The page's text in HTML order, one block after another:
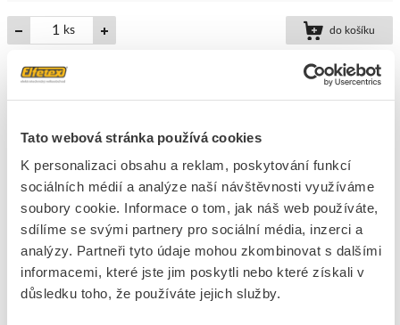
Tato webová stránka používá cookies
K personalizaci obsahu a reklam, poskytování funkcí
sociálních médií a analýze naší návštěvnosti využíváme
soubory cookie. Informace o tom, jak náš web používáte,
sdílíme se svými partnery pro sociální média, inzerci a
analýzy. Partneři tyto údaje mohou zkombinovat s dalšími
informacemi, které jste jim poskytli nebo které získali v
důsledku toho, že používáte jejich služby.
ks do košíku
Přidat k porovnání
6 ks
5dní 23 ks
VENTS Potrubí 55x110mm 1m PVC ploché
Kód ELFETEX
10.901.924
EAN
4823016222411
Značka
VENTS
Cena s DPH